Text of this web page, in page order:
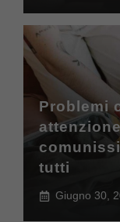
Problemi
tutti
Giugno 30,